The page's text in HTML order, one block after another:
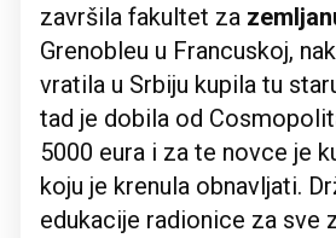
završila fakultet za
Grenobleu u Francuskoj,
vratila u Srbiju kupila tu
tad je dobila od
5000 eura i za te novce je
koju je krenula obnavljati.
edukacije radionice za sve